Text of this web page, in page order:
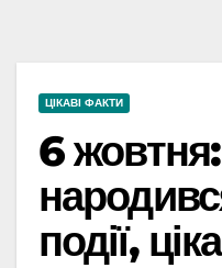
ЦІКАВІ ФАКТИ
6
події,